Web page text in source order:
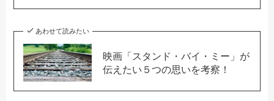
あわせて読みたい
映画「スタンド・バイ・ミー」が
伝えたい５つの思いを考察！